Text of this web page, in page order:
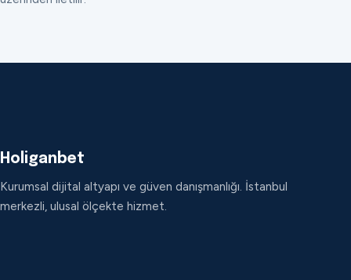
Holiganbet
Kurumsal dijital altyapı ve güven danışmanlığı. İstanbul
merkezli, ulusal ölçekte hizmet.